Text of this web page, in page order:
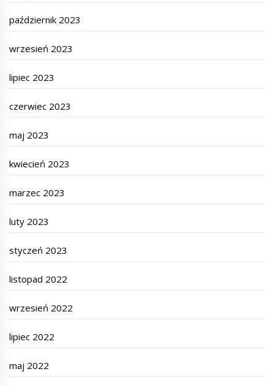
październik 2023
wrzesień 2023
lipiec 2023
czerwiec 2023
maj 2023
kwiecień 2023
marzec 2023
luty 2023
styczeń 2023
listopad 2022
wrzesień 2022
lipiec 2022
maj 2022